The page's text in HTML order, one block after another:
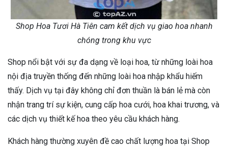
Shop Hoa Tươi Hà Tiên cam kết dịch vụ giao hoa nhanh
chóng trong khu vực
Shop nổi bật với sự đa dạng về loại hoa, từ những loài hoa
nội địa truyền thống đến những loài hoa nhập khẩu hiếm
thấy. Dịch vụ tại đây không chỉ đơn thuần là bán lẻ mà còn
nhận trang trí sự kiện, cung cấp hoa cưới, hoa khai trương, và
các dịch vụ thiết kế hoa theo yêu cầu khách hàng.
Khách hàng thường xuyên đề cao chất lượng hoa tại Shop